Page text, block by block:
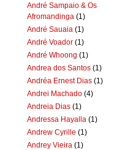
André Sampaio & Os
Afromandinga (1)
André Sauaia (1)
André Voador (1)
André Whoong (1)
Andrea dos Santos (1)
Andréa Ernest Dias (1)
Andrei Machado (4)
Andreia Dias (1)
Andressa Hayalla (1)
Andrew Cyrille (1)
Andrey Vieira (1)